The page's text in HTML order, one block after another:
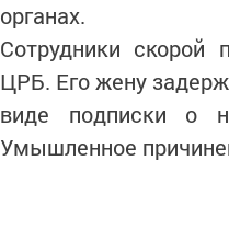
органах.
Сотрудники скорой
ЦРБ. Его жену
виде подписки о
Умышленное